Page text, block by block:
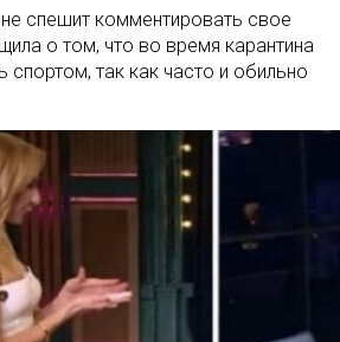
не спешит комментировать свое
о том, что во время карантина
спортом, так как часто и обильно